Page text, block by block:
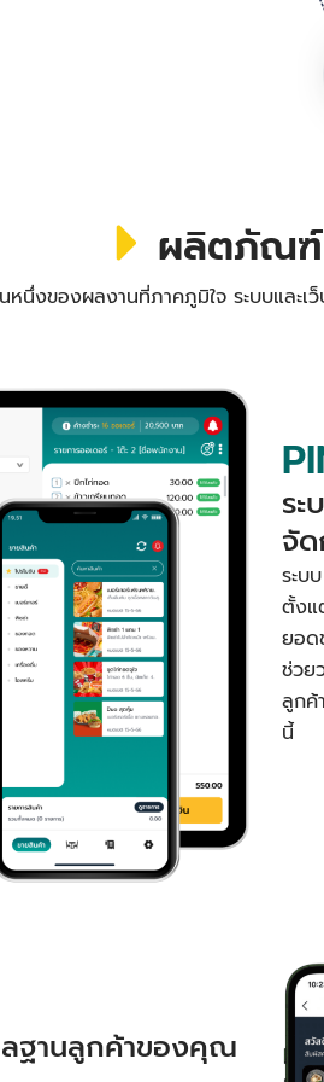
ผลิตภัณฑ์
หนึ่งของผลงานที่ภาคภูมิใจ ระบบและเ
ระ
จัด
ระบ
ตั้งแ
ยอด
ช่วย
ลูกค้
นี้
ฐานลูกค้าของคุณ